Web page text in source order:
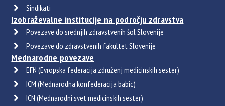
Sindikati
Izobraževalne institucije na področju zdravstva
Povezave do srednjih zdravstvenih šol Slovenije
Povezave do zdravstvenih fakultet Slovenije
Mednarodne povezave
EFN (Evropska federacija združenj medicinskih sester)
ICM (Mednarodna konfederacija babic)
ICN (Mednarodni svet medicinskih sester)